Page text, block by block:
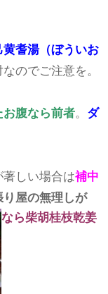
耆湯（ぼういお
のでご注意を。
腹なら前者。 ダ
しい場合は補中
屋の無理しが
なら柴胡桂枝乾姜